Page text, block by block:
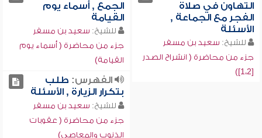
التهاون في صلاة
الفجر مع الجماعة ,
الأسئلة
للشيخ: سعيد بن مسفر
جزء من محاضرة ( انشراح الصدر
[1،2])
الجمع , أسماء يوم
القيامة
للشيخ: سعيد بن مسفر
جزء من محاضرة ( أسماء يوم
القيامة)
الفهرس: طلب
بتكرار الزيارة , الأسئلة
للشيخ: سعيد بن مسفر
جزء من محاضرة ( عقوبات
الذنوب والمعاصي)